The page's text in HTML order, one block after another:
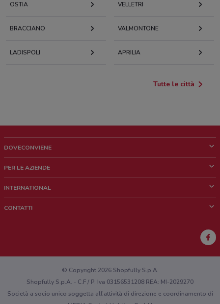
OSTIA VELLETRI
BRACCIANO VALMONTONE
LADISPOLI APRILIA
Tutte le città
DOVECONVIENE
Chi siamo
Lavora con noi
PER LE AZIENDE
Richieste commerciali e marketing
INTERNATIONAL
CONTATTI
Hai un malfunzionamento sul web o sull'app?
© Copyright 2026 Shopfully S.p.A.
Shopfully S.p.A. - C.F / P. Iva 03156531208 REA: MI-2029270
Società a socio unico soggetta all’attività di direzione e coordinamento di